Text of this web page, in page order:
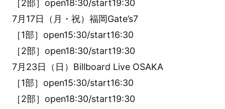
［2部］open18:30/start19:30
7月17日（月・祝）福岡Gate’s7
［1部］open15:30/start16:30
［2部］open18:30/start19:30
7月23日（日）Billboard Live OSAKA
［1部］open15:30/start16:30
［2部］open18:30/start19:30